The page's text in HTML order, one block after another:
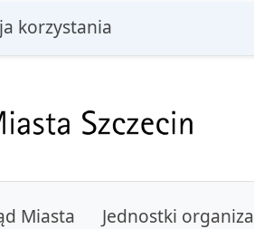
korzystania
Miasta Jednostki